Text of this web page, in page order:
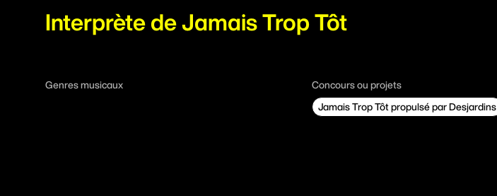
Interprète de Jamais Trop Tôt
Genres musicaux Concours ou projets
Jamais Trop Tôt propulsé par Desjardins